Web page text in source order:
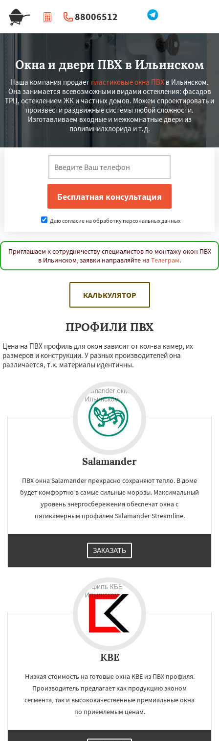
88006512
| Перезвоните мне
Окна и двери ПВХ в Ильинском
Наша компания продает пластиковые окна ПВХ в Ильинском.
Она занимается всевозможными видами остекления: фасадов
ТРЦ, остеклением ЖК и частных домов. Можем спроектировать и
произвести раздвижные системы любой сложности.
Изготавливаем входные и межкомнатные двери из
поливинилхлорида и т.д.
Даю согласие на обработку персональных данных
Приглашаем к сотрудничеству специалистов по монтажу окон ПВХ
в Ильинском, заявки направляйте на Телеграм.
КАЛЬКУЛЯТОР
ПРОФИЛИ ПВХ
Цена на ПВХ профиль для окон зависит от кол-ва камер, их
размеров и конструкции. У разных производителей она
различается, т.к. материалы идентичны.
Salamander
ПВХ окна Salamander прекрасно сохраняют тепло. В доме
будет комфортно в самые сильные морозы. Максимальный
уровень энергосбережения обеспечат окна с
пятикамерным профилем Salamander Streamline.
ЗАКАЗАТЬ
KBE
Низкая стоимость на готовые окна KBE из ПВХ профиля.
Производитель предлагает как продукцию эконом
сегмента, так и высококачественные премиальные окна
по приемлемым ценам.